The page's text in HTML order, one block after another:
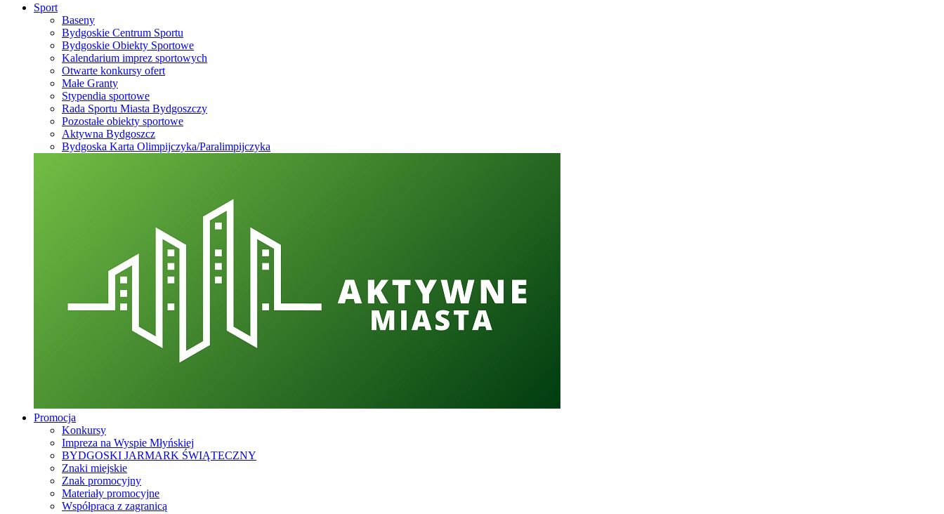
Sport
Baseny
Bydgoskie Centrum Sportu
Bydgoskie Obiekty Sportowe
Kalendarium imprez sportowych
Otwarte konkursy ofert
Małe Granty
Stypendia sportowe
Rada Sportu Miasta Bydgoszczy
Pozostałe obiekty sportowe
Aktywna Bydgoszcz
Bydgoska Karta Olimpijczyka/Paralimpijczyka
Promocja
Konkursy
Impreza na Wyspie Młyńskiej
BYDGOSKI JARMARK ŚWIĄTECZNY
Znaki miejskie
Znak promocyjny
Materiały promocyjne
Współpraca z zagranicą